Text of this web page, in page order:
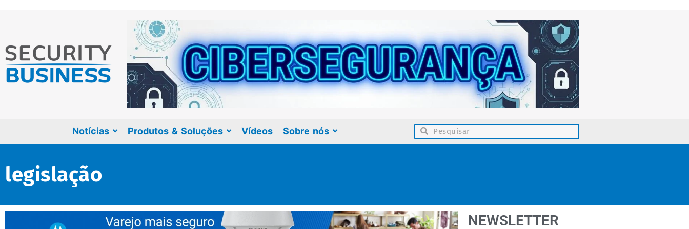
Notícias Produtos & Soluções Vídeos Sobre nós
legislação
NEWSLETTER